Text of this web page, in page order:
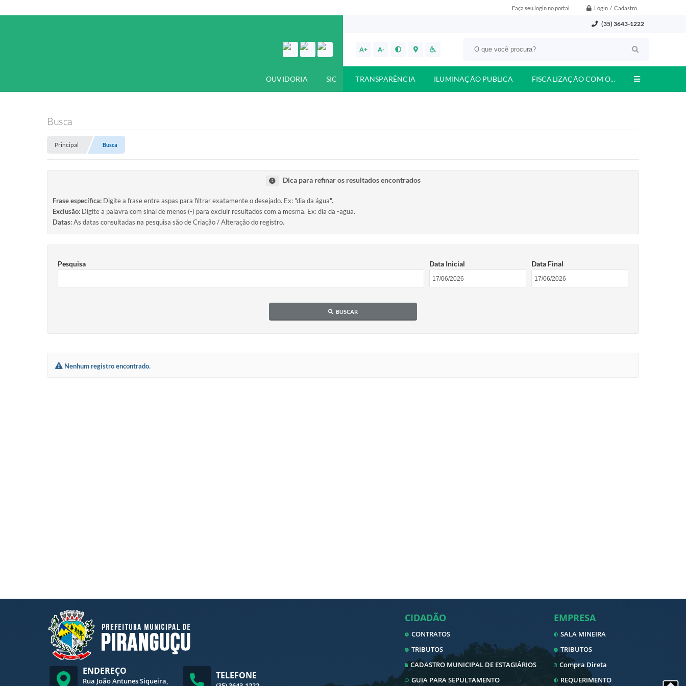
Faça seu login no portal Login / Cadastro
(35) 3643-1222
A+ A-
OUVIDORIA SIC TRANSPARÊNCIA ILUMINAÇÃO PUBLICA FISCALIZAÇÃO COM O...
Busca
Principal Busca
Dica para refinar os resultados encontrados
Frase específica: Digite a frase entre aspas para filtrar exatamente o desejado. Ex: "dia da água".
Exclusão: Digite a palavra com sinal de menos (-) para excluir resultados com a mesma. Ex: dia da -agua.
Datas:As datas consultadas na pesquisa são de Criação / Alteração do registro.
Pesquisa Data Inicial Data Final
BUSCAR
Nenhum registro encontrado.
ENDEREÇO
Rua João Antunes Siqueira,
TELEFONE
CIDADÃO
CONTRATOS
TRIBUTOS
CADASTRO MUNICIPAL DE ESTAGIÁRIOS
GUIA PARA SEPULTAMENTO
EMPRESA
SALA MINEIRA
TRIBUTOS
Compra Direta
REQUERIMENTO